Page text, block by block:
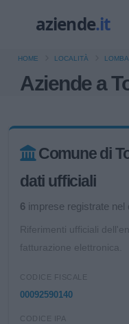
Aziende a
HOME LOCALITÀ
Comune di
dati ufficiali
6 imprese registrate
Riferimenti ufficiali
fatturazione elettronica.
CODICE FISCALE
00092590140
CODICE IPA